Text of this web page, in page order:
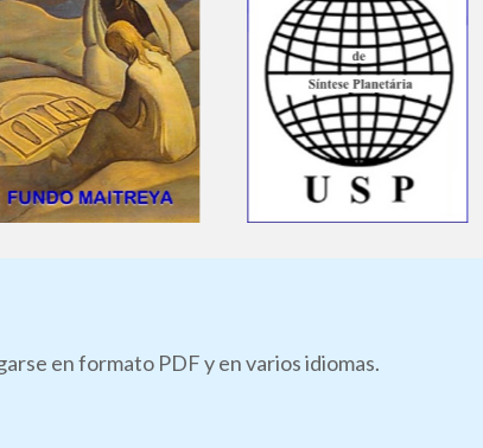
en formato PDF y en varios idiomas.